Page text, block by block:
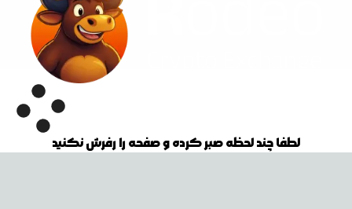
لطفا چند لحظه صبر کرده و صفحه را رفرش نکنید